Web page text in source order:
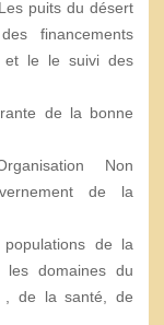
puits du désert
financements
et le le suivi des
de la bonne
Non
de la
de la
domaines du
, de la santé, de